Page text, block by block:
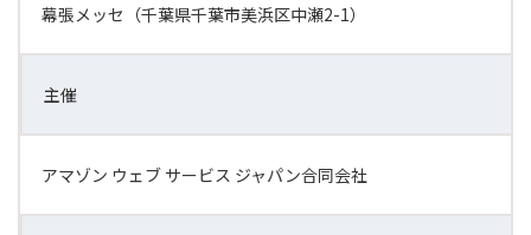
幕張メッセ（千葉県千葉市美浜区中瀬2-1）
主催
アマゾン ウェブ サービス ジャパン合同会社